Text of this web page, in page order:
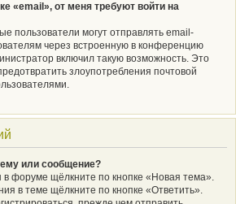
«email», от меня требуют войти на
пользователи могут отправлять email-
через встроенную в конференцию
включил такую возможность. Это
злоупотребления почтовой
или сообщение?
форуме щёлкните по кнопке «Новая тема».
в теме щёлкните по кнопке «Ответить».